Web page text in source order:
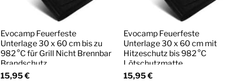
Evocamp Feuerfeste
Unterlage 30 x 60 cm bis zu
982 °C für Grill Nicht Brennbar
Brandschutz
15,95 €
Evocamp Feuerfeste
Unterlage 30 x 60 cm mit
Hitzeschutz bis 982 °C
Lötschutzmatte
15,95 €